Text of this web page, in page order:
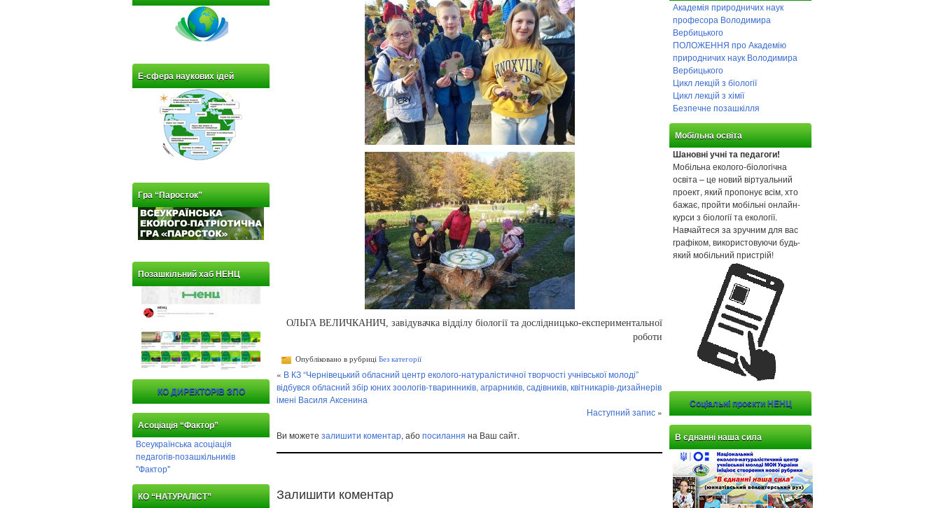
Е-сфера наукових ідей
Гра “Паросток”
Позашкільний хаб НЕНЦ
КО ДИРЕКТОРІВ ЗПО
Асоціація “Фактор”
Всеукраїнська асоціація
педагогів-позашкільників
"Фактор"
КО “НАТУРАЛІСТ”
ОЛЬГА ВЕЛИЧКАНИЧ, завідувачка відділу біології та дослідницько-експериментальної
роботи
Опубліковано в рубриці Без категорії
« В КЗ “Чернівецький обласний центр еколого-натуралістичної творчості учнівської молоді”
відбувся обласний збір юних зоологів-тваринників, аграрників, садівників, квітникарів-дизайнерів
імені Василя Аксенина
Наступний запис »
Ви можете залишити коментар, абопосилання на Ваш сайт.
Залишити коментар
Академія природничих наук
професора Володимира
Вербицького
ПОЛОЖЕННЯ про Академію
природничих наук Володимира
Вербицького
Цикл лекцій з біології
Цикл лекцій з хімії
Безпечне позашкілля
Мобільна освіта
Шановні учні та педагоги!
Мобільна еколого-біологічна
освіта – це новий віртуальний
проект, який пропонує всім, хто
бажає, пройти мобільні онлайн-
курси з біології та екології.
Навчайтеся за зручним для вас
графіком, використовуючи будь-
який мобільний пристрій!
Соціальні проєкти НЕНЦ
В єднанні наша сила